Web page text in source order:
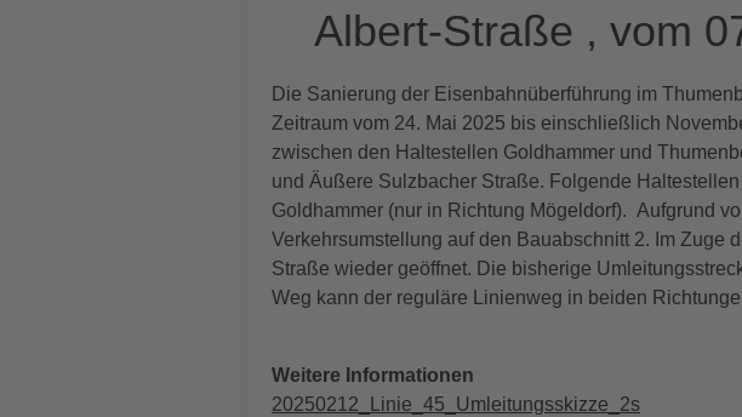
Albert-Straße , vom
Die Sanierung der Eisenbahnüberführung im
Zeitraum vom 24. Mai 2025 bis einschließlich
zwischen den Haltestellen Goldhammer und
und Äußere Sulzbacher Straße. Folgende
Goldhammer (nur in Richtung Mögeldorf). Aufgrund
Verkehrsumstellung auf den Bauabschnitt 2. Im Zuge
Straße wieder geöffnet. Die bisherige
Weg kann der reguläre Linienweg in beiden
Weitere Informationen
20250212_Linie_45_Umleitungsskizze_2s